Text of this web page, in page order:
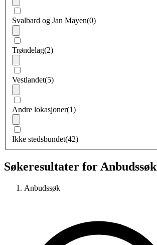
Svalbard og Jan Mayen(0)
Trøndelag(2)
Vestlandet(5)
Andre lokasjoner(1)
Ikke stedsbundet(42)
Søkeresultater for Anbudssøk
Anbudssøk